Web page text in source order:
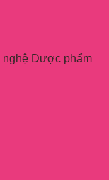
nghệ Dược phẩm